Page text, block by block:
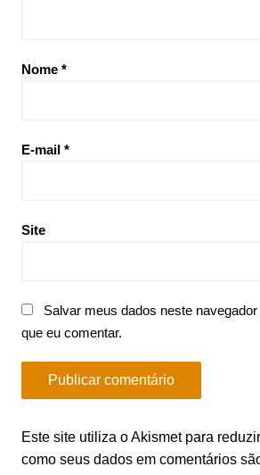
Nome *
E-mail *
Site
Salvar meus dados neste
que eu comentar.
Este site utiliza o Akismet para
como seus dados em comentários